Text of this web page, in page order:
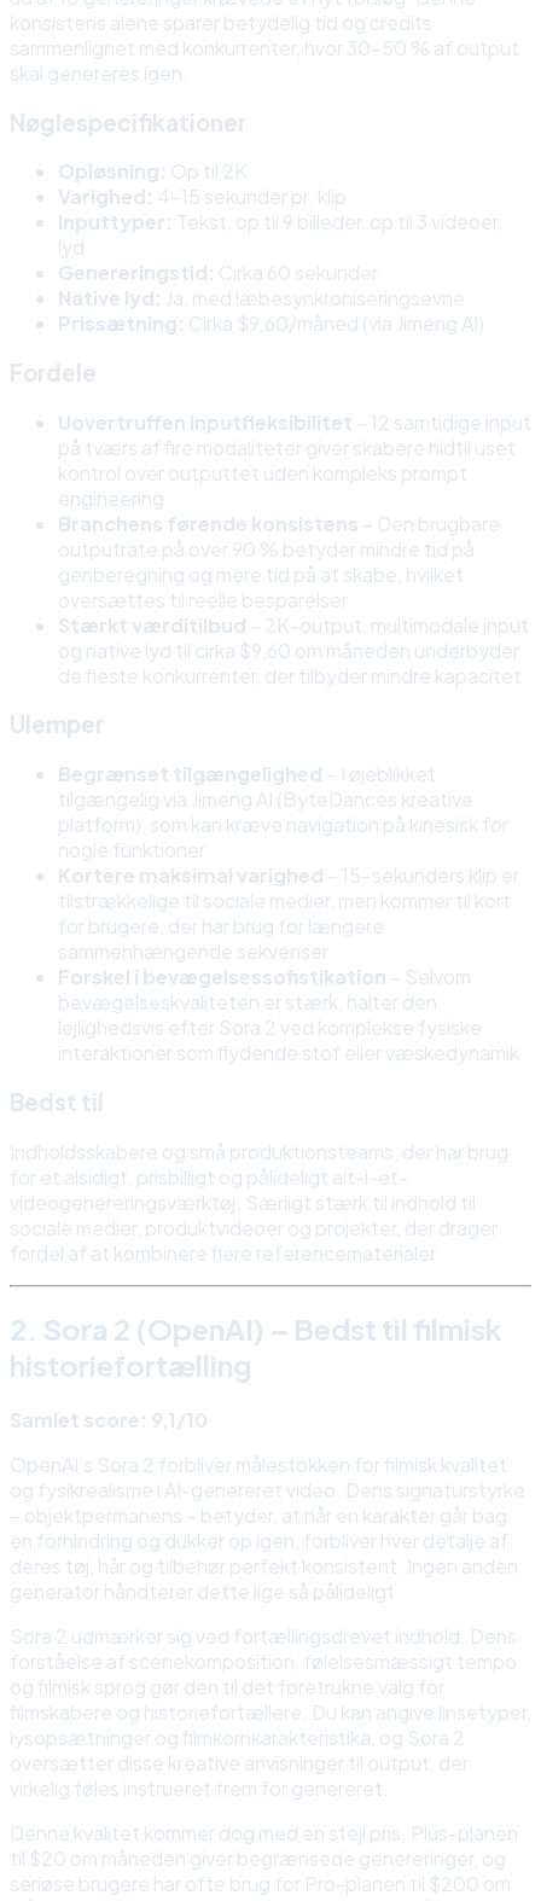
konsistens alene sparer betydelig tid og credits
sammenlignet med konkurrenter, hvor 30-50 % af output
skal genereres igen.
Nøglespecifikationer
Opløsning: Op til 2K
Varighed: 4-15 sekunder pr. klip
Inputtyper: Tekst, op til 9 billeder, op til 3 videoer,
lyd
Genereringstid: Cirka 60 sekunder
Native lyd: Ja, med læbesynkroniseringsevne
Prissætning: Cirka $9,60/måned (via Jimeng AI)
Fordele
Uovertruffen inputfleksibilitet – 12 samtidige input
på tværs af fire modaliteter giver skabere hidtil uset
kontrol over outputtet uden kompleks prompt
engineering
Branchens førende konsistens – Den brugbare
outputrate på over 90 % betyder mindre tid på
genberegning og mere tid på at skabe, hvilket
oversættes til reelle besparelser
Stærkt værditilbud – 2K-output, multimodale input
og native lyd til cirka $9,60 om måneden underbyder
de fleste konkurrenter, der tilbyder mindre kapacitet
Ulemper
Begrænset tilgængelighed – I øjeblikket
tilgængelig via Jimeng AI (ByteDances kreative
platform), som kan kræve navigation på kinesisk for
nogle funktioner
Kortere maksimal varighed – 15-sekunders klip er
tilstrækkelige til sociale medier, men kommer til kort
for brugere, der har brug for længere
sammenhængende sekvenser
Forskel i bevægelsessofistikation – Selvom
bevægelseskvaliteten er stærk, halter den
lejlighedsvis efter Sora 2 ved komplekse fysiske
interaktioner som flydende stof eller væskedynamik
Bedst til
Indholdsskabere og små produktionsteams, der har brug
for et alsidigt, prisbilligt og pålideligt alt-i-et-
videogenereringsværktøj. Særligt stærk til indhold til
sociale medier, produktvideoer og projekter, der drager
fordel af at kombinere flere referencematerialer.
2. Sora 2 (OpenAI) – Bedst til filmisk
historiefortælling
Samlet score: 9,1/10
OpenAI’s Sora 2 forbliver målestokken for filmisk kvalitet
og fysikrealisme i AI-genereret video. Dens signaturstyrke
– objektpermanens – betyder, at når en karakter går bag
en forhindring og dukker op igen, forbliver hver detalje af
deres tøj, hår og tilbehør perfekt konsistent. Ingen anden
generator håndterer dette lige så pålideligt.
Sora 2 udmærker sig ved fortællingsdrevet indhold. Dens
forståelse af scenekomposition, følelsesmæssigt tempo
og filmisk sprog gør den til det foretrukne valg for
filmskabere og historiefortællere. Du kan angive linsetyper,
lysopsætninger og filmkornkarakteristika, og Sora 2
oversætter disse kreative anvisninger til output, der
virkelig føles instrueret frem for genereret.
Denne kvalitet kommer dog med en stejl pris. Plus-planen
til $20 om måneden giver begrænsede genereringer, og
seriøse brugere har ofte brug for Pro-planen til $200 om